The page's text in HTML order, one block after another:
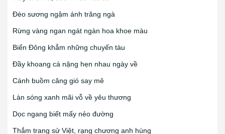
Đèo sương ngậm ánh trăng ngà
Rừng vàng ngan ngát ngàn hoa khoe màu
Biển Đông khẳm những chuyến tàu
Đầy khoang cá nặng hẹn nhau ngày về
Cánh buồm căng gió say mê
Làn sóng xanh mãi vỗ về yêu thương
Dọc ngang biết mấy nẻo đường
Thắm trang sử Việt, rạng chương anh hùng